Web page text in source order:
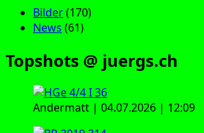
Bilder(170)
News (61)
Topshots @ juergs.ch
Andermatt | 04.07.2026 | 12:09